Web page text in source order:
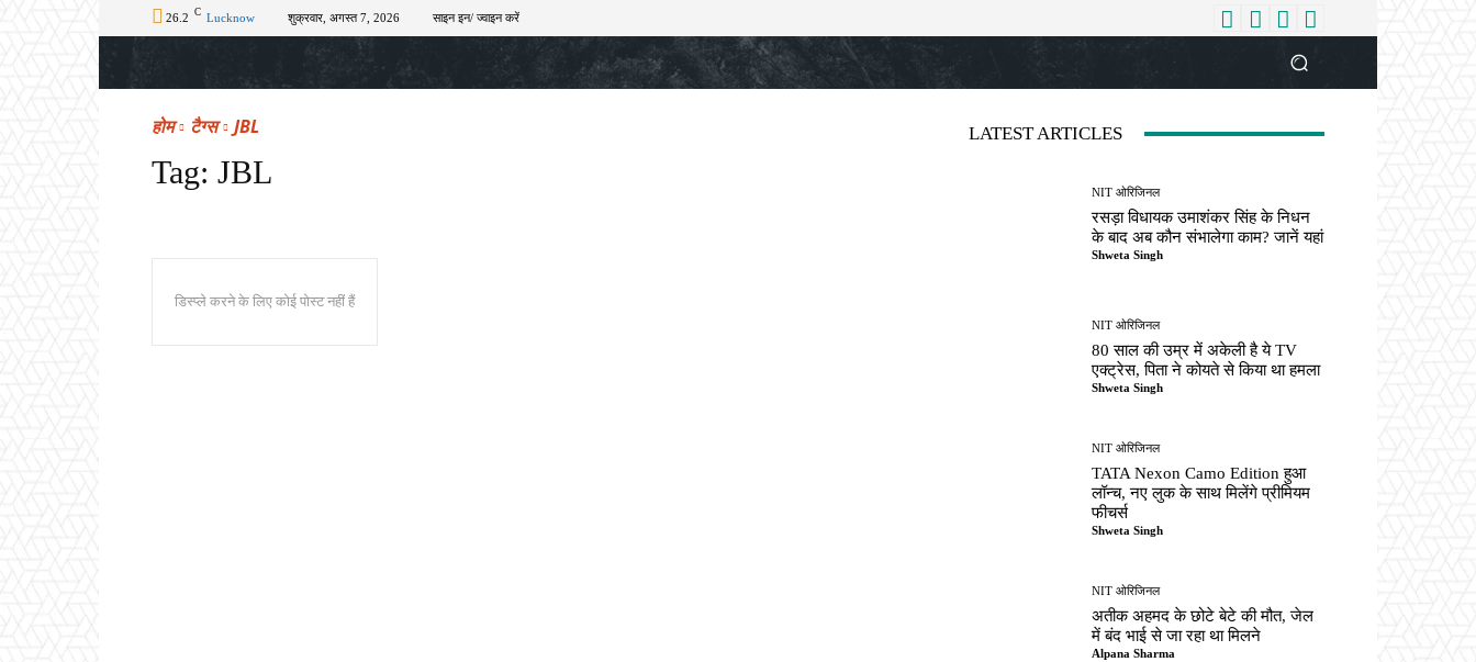
26.2 C Lucknow शुक्रवार, अगस्त 7, 2026 साइन इन/ ज्वाइन करें
अपराध चुनाव खेल टेक – ऑटो राज्य मनोरंजन लाइफस्टाइल बिजनेस आपकी आवाज
होम टैग्स JBL
Tag: JBL
डिस्प्ले करने के लिए कोई पोस्ट नहीं हैं
LATEST ARTICLES
NIT ओरिजिनल
रसड़ा विधायक उमाशंकर सिंह के निधन
के बाद अब कौन संभालेगा काम? जानें यहां
Shweta Singh
NIT ओरिजिनल
80 साल की उम्र में अकेली है ये TV
एक्ट्रेस, पिता ने कोयते से किया था हमला
Shweta Singh
NIT ओरिजिनल
TATA Nexon Camo Edition हुआ
लॉन्च, नए लुक के साथ मिलेंगे प्रीमियम
फीचर्स
Shweta Singh
NIT ओरिजिनल
अतीक अहमद के छोटे बेटे की मौत, जेल
में बंद भाई से जा रहा था मिलने
Alpana Sharma